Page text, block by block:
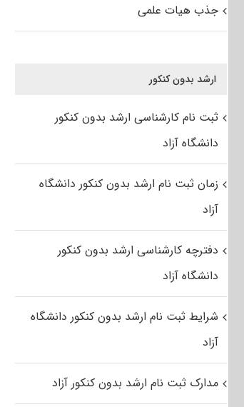
جذب هیات علمی
ارشد بدون کنکور
ثبت نام کارشناسی ارشد بدون کنکور
دانشگاه آزاد
زمان ثبت نام ارشد بدون کنکور دانشگاه
آزاد
دفترچه کارشناسی ارشد بدون کنکور
دانشگاه آزاد
شرایط ثبت نام ارشد بدون کنکور دانشگاه
آزاد
مدارک ثبت نام ارشد بدون کنکور آزاد